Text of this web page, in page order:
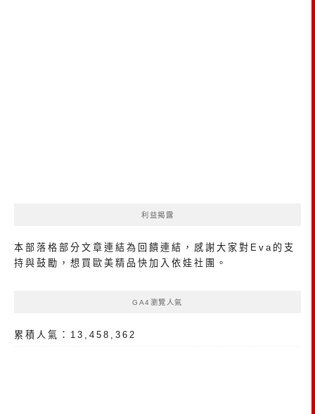
利益揭露
本部落格部分文章連結為回饋連結，感謝大家對Eva的支
持與鼓勵，想買歐美精品 快加入依娃社團 。
GA4瀏覽人氣
累積人氣：13,458,362